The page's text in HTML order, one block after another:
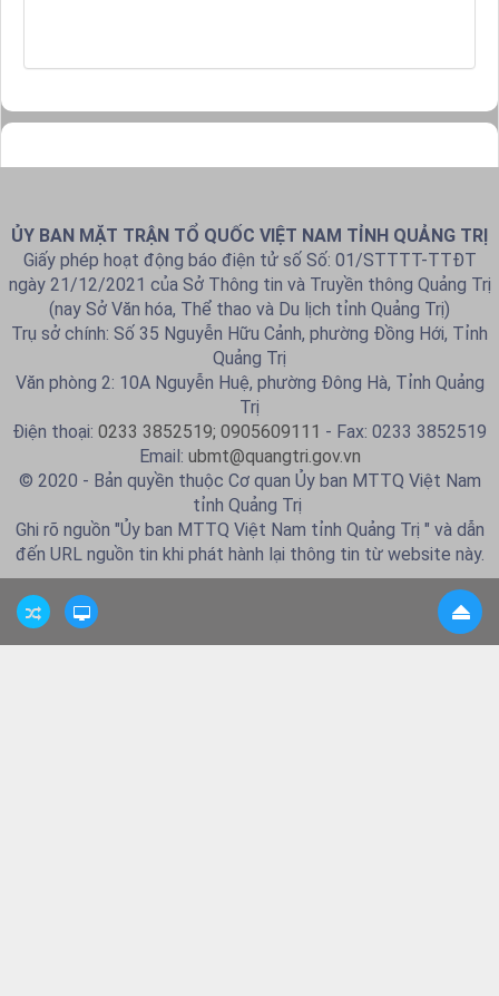
ỦY BAN MẶT TRẬN TỔ QUỐC VIỆT NAM TỈNH QUẢNG TRỊ
Giấy phép hoạt động báo điện tử số Số: 01/STTTT-TTĐT
ngày 21/12/2021 của Sở Thông tin và Truyền thông Quảng Trị
(nay Sở Văn hóa, Thể thao và Du lịch tỉnh Quảng Trị)
Trụ sở chính: Số 35 Nguyễn Hữu Cảnh, phường Đồng Hới, Tỉnh
Quảng Trị
Văn phòng 2: 10A Nguyễn Huệ, phường Đông Hà, Tỉnh Quảng
Trị
Điện thoại: 0233 3852519; 0905609111 - Fax: 0233 3852519
Email: ubmt@quangtri.gov.vn
© 2020 - Bản quyền thuộc Cơ quan Ủy ban MTTQ Việt Nam
tỉnh Quảng Trị
Ghi rõ nguồn "Ủy ban MTTQ Việt Nam tỉnh Quảng Trị " và dẫn
đến URL nguồn tin khi phát hành lại thông tin từ website này.